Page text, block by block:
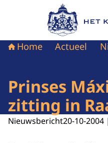
Naar de
Home Actueel
Prinses
zitting in
Nieuwsbericht20-10-2004